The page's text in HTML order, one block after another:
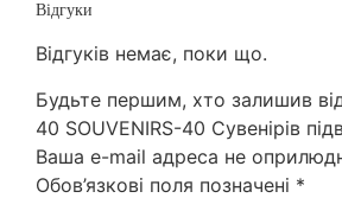
Відгуки
Відгуків немає, поки що.
Будьте першим, хто залишив
40 SOUVENIRS-40 Сувенірів
Ваша e-mail адреса не
Обов’язкові поля позначені *